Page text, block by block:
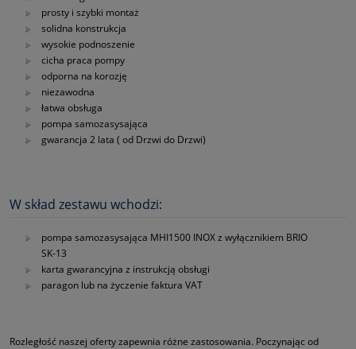
prosty i szybki montaż
solidna konstrukcja
wysokie podnoszenie
cicha praca pompy
odporna na korozję
niezawodna
łatwa obsługa
pompa samozasysająca
gwarancja 2 lata ( od Drzwi do Drzwi)
W skład zestawu wchodzi:
pompa samozasysająca MHI1500 INOX z wyłącznikiem BRIO
SK-13
karta gwarancyjna z instrukcją obsługi
paragon lub na życzenie faktura VAT
Rozległość naszej oferty zapewnia różne zastosowania. Poczynając od